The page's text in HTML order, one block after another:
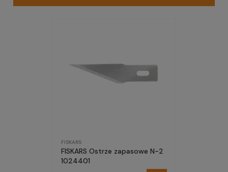
FISKARS
FISKARS Ostrze zapasowe N-2
1024401